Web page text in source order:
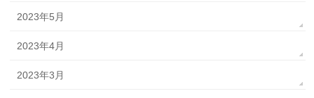
2023年5月
2023年4月
2023年3月